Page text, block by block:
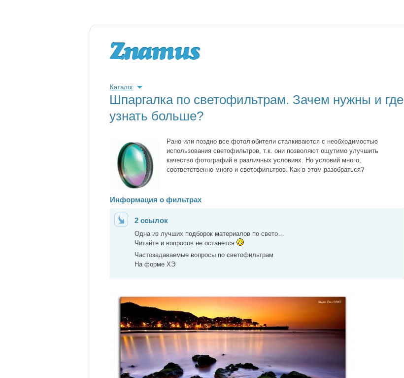
Каталог
Шпаргалка по светофильтрам. Зачем нужны и где
узнать больше?
Рано или поздно все фотолюбители сталкиваются с необходимостью
использования светофильтров, т.к. они позволяют ощутимо улучшить
качество фотографий в различных условиях. Но условий много,
соответственно много и светофильтров. Как в этом разобраться?
Информация о фильтрах
2 ссылок
Одна из лучших подборок материалов по свето…
Читайте и вопросов не останется
Частозадаваемые вопросы по светофильтрам
На форме ХЭ